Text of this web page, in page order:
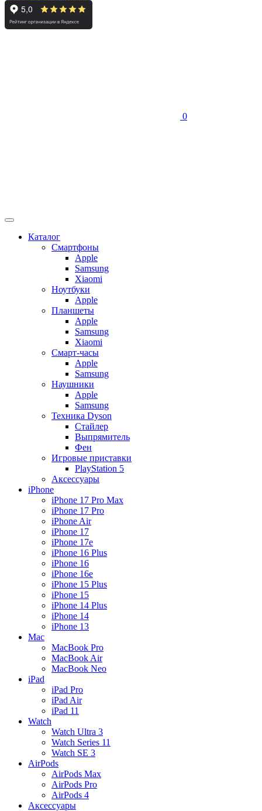
0
Каталог
Смартфоны
Apple
Samsung
Xiaomi
Ноутбуки
Apple
Планшеты
Apple
Samsung
Xiaomi
Смарт-часы
Apple
Samsung
Наушники
Apple
Samsung
Техника Dyson
Стайлер
Выпрямитель
Фен
Игровые приставки
PlayStation 5
Аксессуары
iPhone
iPhone 17 Pro Max
iPhone 17 Pro
iPhone Air
iPhone 17
iPhone 17e
iPhone 16 Plus
iPhone 16
iPhone 16e
iPhone 15 Plus
iPhone 15
iPhone 14 Plus
iPhone 14
iPhone 13
Mac
MacBook Pro
MacBook Air
MacBook Neo
iPad
iPad Pro
iPad Air
iPad 11
Watch
Watch Ultra 3
Watch Series 11
Watch SE 3
AirPods
AirPods Max
AirPods Pro
AirPods 4
Аксессуары